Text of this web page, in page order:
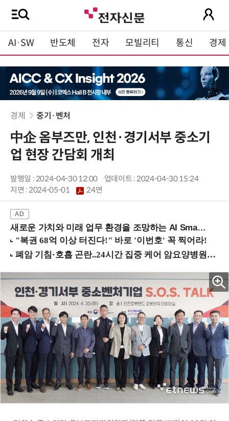
AI·SW 반도체 전자 모빌리티 통신 경제
경제 중기·벤처
中企 옴부즈만, 인천·경기서부 중소기
업 현장 간담회 개최
발행일 : 2024-04-30 12:00
업데이트 : 2024-04-30 15:24
지면 :2024-05-01 24면
새로운 가치와 미래 업무 환경을 조망하는 AI Smart Work Summit 2026 (9/11 코엑스)